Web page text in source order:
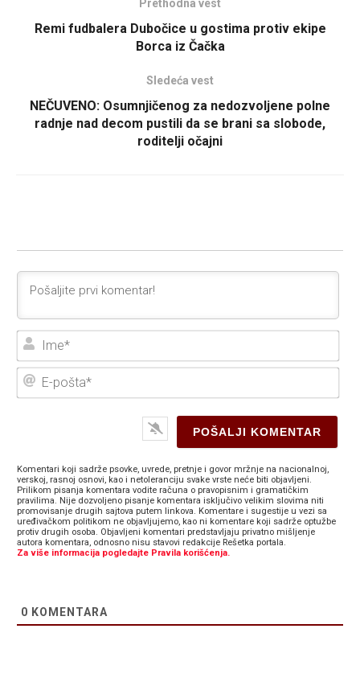
Prethodna vest
Remi fudbalera Dubočice u gostima protiv ekipe
Borca iz Čačka
Sledeća vest
NEČUVENO: Osumnjičenog za nedozvoljene polne
radnje nad decom pustili da se brani sa slobode,
roditelji očajni
E-
Komentari koji sadrže psovke, uvrede, pretnje i govor mržnje na nacionalnoj,
verskoj, rasnoj osnovi, kao i netoleranciju svake vrste neće biti objavljeni.
Prilikom pisanja komentara vodite računa o pravopisnim i gramatičkim
pravilima. Nije dozvoljeno pisanje komentara isključivo velikim slovima niti
promovisanje drugih sajtova putem linkova. Komentare i sugestije u vezi sa
uređivačkom politikom ne objavljujemo, kao ni komentare koji sadrže optužbe
protiv drugih osoba. Objavljeni komentari predstavljaju privatno mišljenje
autora komentara, odnosno nisu stavovi redakcije Rešetka portala.
Za više informacija pogledajte Pravila korišćenja.
0 KOMENTARA